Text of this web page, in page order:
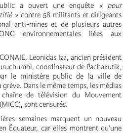
a ouvert une enquête « pour
»contre 58 militants et dirigeants
anti-mines et de plusieurs autres
environnementales liées aux
Leonidas Iza, ancien président
coordinateur de Pachakutik,
le ministère public de la ville de
Dans le même temps, les médias
de télévision du Mouvement
sont censurés.
semaines marquent un nouveau
Équateur, car elles montrent qu’une